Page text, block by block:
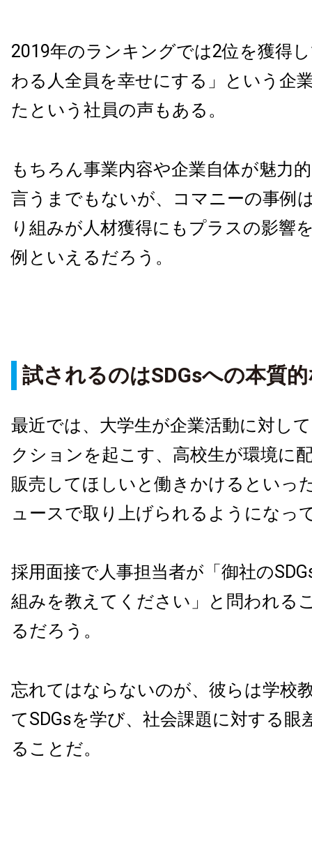
2019年のランキングでは2位を獲得
わる人全員を幸せにする」という企
たという社員の声もある。
もちろん事業内容や企業自体が魅力
言うまでもないが、コマニーの事例
り組みが人材獲得にもプラスの影響
例といえるだろう。
試されるのはSDGsへの本質
最近では、大学生が企業活動に対し
クションを起こす、高校生が環境に
販売してほしいと働きかけるといっ
ュースで取り上げられるようになっ
採用面接で人事担当者が「御社の
組みを教えてください」と問われる
るだろう。
忘れてはならないのが、彼らは学校
てSDGsを学び、社会課題に対する眼
ることだ。